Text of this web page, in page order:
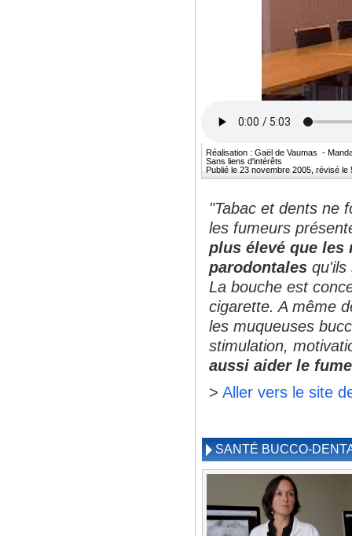
Réalisation : Gaël de Vaumas -
Sans liens d'intérêts
Publié le 23 novembre 2005, révisé le
"Tabac et dents ne
les fumeurs
plus élevé que les
parodontalesqu'ils
La bouche est
cigarette. A même
les muqueuses
stimulation,
aussi aider le
> Aller vers le site
SANTÉ BUCCO-